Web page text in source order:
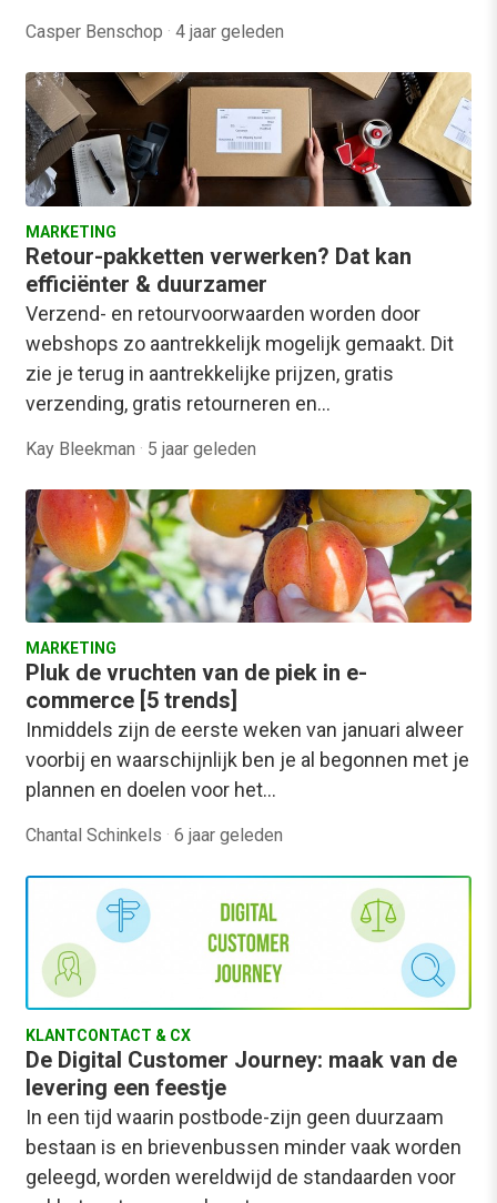
Casper Benschop · 4 jaar geleden
MARKETING
Retour-pakketten verwerken? Dat kan
efficiënter & duurzamer
Verzend- en retourvoorwaarden worden door
webshops zo aantrekkelijk mogelijk gemaakt. Dit
zie je terug in aantrekkelijke prijzen, gratis
verzending, gratis retourneren en…
Kay Bleekman · 5 jaar geleden
MARKETING
Pluk de vruchten van de piek in e-
commerce [5 trends]
Inmiddels zijn de eerste weken van januari alweer
voorbij en waarschijnlijk ben je al begonnen met je
plannen en doelen voor het…
Chantal Schinkels · 6 jaar geleden
KLANTCONTACT & CX
De Digital Customer Journey: maak van de
levering een feestje
In een tijd waarin postbode-zijn geen duurzaam
bestaan is en brievenbussen minder vaak worden
geleegd, worden wereldwijd de standaarden voor